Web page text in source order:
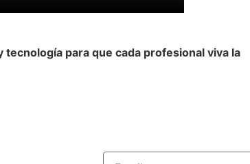
para que cada profesional viva la